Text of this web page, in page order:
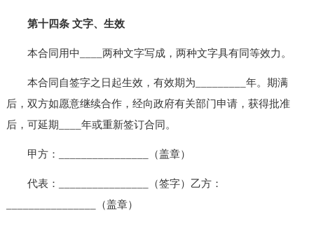
第十四条 文字、生效
本合同用中____两种文字写成，两种文字具有同等效力。
本合同自签字之日起生效，有效期为_________年。期满
后，双方如愿意继续合作，经向政府有关部门申请，获得批准
后，可延期____年或重新签订合同。
甲方：________________（盖章）
代表：________________（签字）乙方：
________________（盖章）